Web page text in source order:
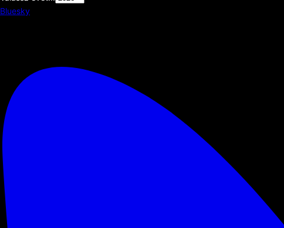
Bluesky